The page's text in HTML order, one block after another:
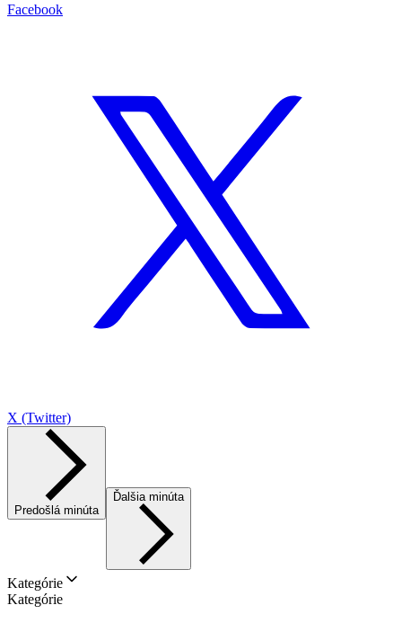
Facebook
X (Twitter)
Predošlá minúta
Ďalšia minúta
Kategórie
Kategórie